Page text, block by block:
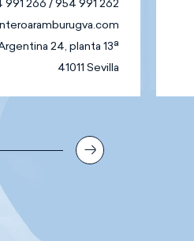
991 266 / 954 991 262
24, planta 13ª
41011 Sevilla